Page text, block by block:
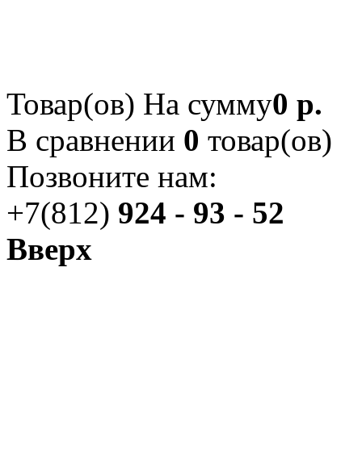
Товар(ов) На сумму0 р.
В сравнении 0 товар(ов)
Позвоните нам:
+7(812) 924 - 93 - 52
Вверх